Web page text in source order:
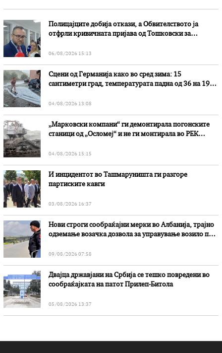
Полицајците добија откази, а Обвителството ја
отфрли кривичната пријава од Тошковски за
06/08/2026 15:13
Сцени од Германија како во сред зима: 15
сантиметри град, температурата падна од 36 на 19
04/08/2026 13:08
„Марковски компани“ ги демонтирала погонските
станици од „Осломеј“ и не ги монтирала во РЕК
04/08/2026 15:15
И инцидентот во Ташмаруништa ги разгоре
партиските кавги
03/08/2026 16:37
Нови строги сообраќајни мерки во Aлбанија, трајно
одземање возачка дозвола за управување возило под
09/08/2026 07:58
Двајца државјани на Србија се тешко повредени во
сообраќајката на патот Прилеп-Битола
05/08/2026 13:37